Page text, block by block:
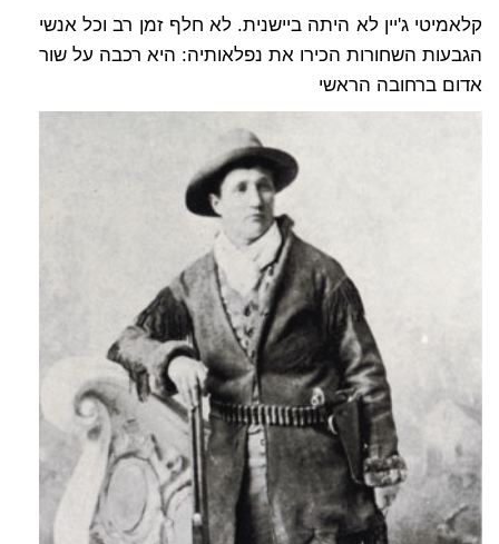
קלאמיטי ג'יין לא היתה ביישנית. לא חלף זמן רב וכל אנשי
הגבעות השחורות הכירו את נפלאותיה: היא רכבה על שור
אדום ברחובה הראשי